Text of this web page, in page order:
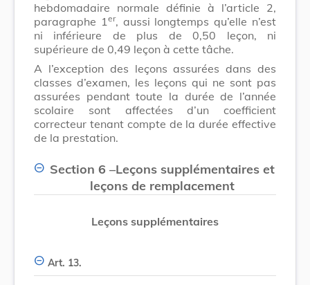
hebdomadaire normale définie à l’article 2,
paragraphe 1 er, aussi longtemps qu’elle n’est
ni inférieure de plus de 0,50 leçon, ni
supérieure de 0,49 leçon à cette tâche.
A l’exception des leçons assurées dans des
classes d’examen, les leçons qui ne sont pas
assurées pendant toute la durée de l’année
scolaire sont affectées d’un coefficient
correcteur tenant compte de la durée effective
de la prestation.
Section 6 –Leçons supplémentaires et
leçons de remplacement
Leçons supplémentaires
Art. 13.